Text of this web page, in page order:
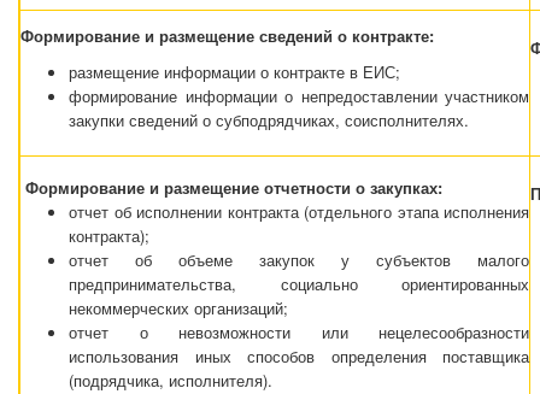
Формирование и размещение сведений о контракте:
размещение информации о контракте в ЕИС;
формирование информации о непредоставлении участником
закупки сведений о субподрядчиках, соисполнителях.
Формирование и размещение отчетности о закупках:
отчет об исполнении контракта (отдельного этапа исполнения
контракта);
отчет об объеме закупок у субъектов малого
предпринимательства, социально ориентированных
некоммерческих организаций;
отчет о невозможности или нецелесообразности
использования иных способов определения поставщика
(подрядчика, исполнителя).